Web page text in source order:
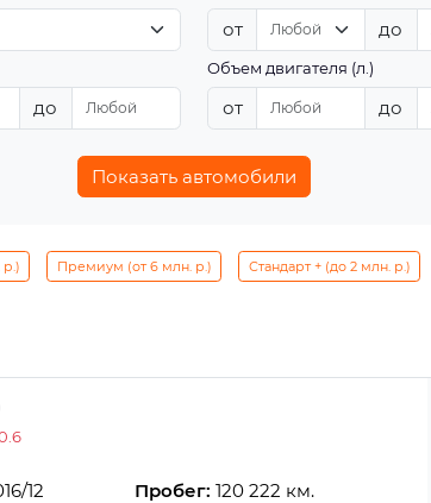
от до
до
Объем двигателя (л.)
от до
Показать автомобили
Премиум (от 6 млн. р.) Стандарт + (до 2 млн. р.)
12 Пробег: 120 222 км.